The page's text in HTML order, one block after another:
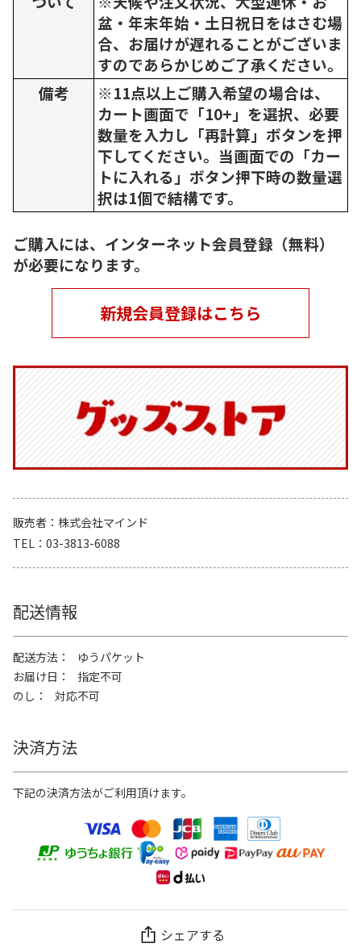
盆・年末年始・土日祝日をはさむ場
合、お届けが遅れることがございま
すのであらかじめご了承ください。
備考
※11点以上ご購入希望の場合は、
カート画面で「10+」を選択、必要
数量を入力し「再計算」ボタンを押
下してください。当画面での「カー
トに入れる」ボタン押下時の数量選
択は1個で結構です。
ご購入には、インターネット会員登録（無料）
が必要になります。
新規会員登録はこちら
販売者
株式会社マインド
TEL
03-3813-6088
配送情報
配送方法
ゆうパケット
お届け日
指定不可
のし
対応不可
決済方法
下記の決済方法がご利用頂けます。
シェアする